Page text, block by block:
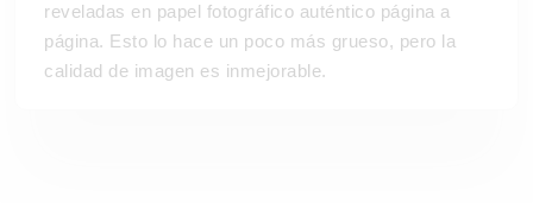
reveladas en papel fotográfico auténtico página a
página. Esto lo hace un poco más grueso, pero la
calidad de imagen es inmejorable.